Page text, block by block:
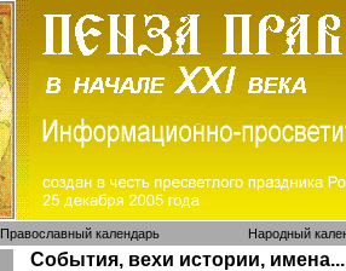
Православный календарь Народный
События, вехи истории, имена...